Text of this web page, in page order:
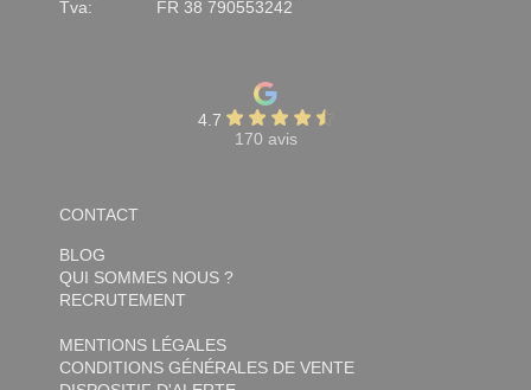
Tva:
FR 38 790553242
4.7
170 avis
CONTACT
BLOG
QUI SOMMES NOUS ?
RECRUTEMENT
MENTIONS LÉGALES
CONDITIONS GÉNÉRALES DE VENTE